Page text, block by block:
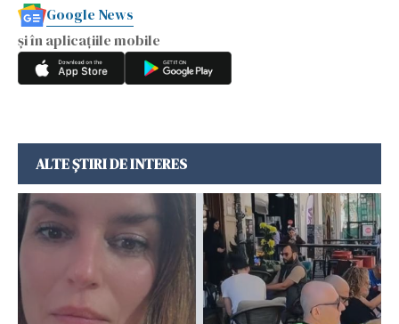
Google News
și în aplicațiile mobile
ALTE ȘTIRI DE INTERES